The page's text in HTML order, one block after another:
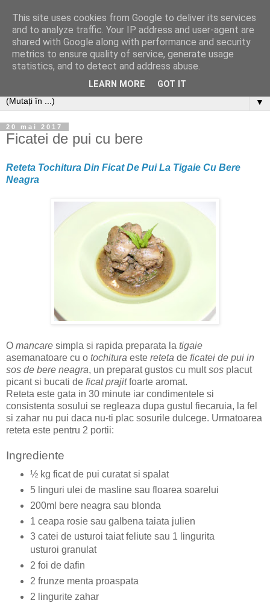
▼
20 mai 2017
Ficatei de pui cu bere
Reteta Tochitura Din Ficat De Pui La Tigaie Cu Bere
Neagra
O mancare simpla si rapida preparata la tigaie
asemanatoare cu o tochitura este reteta de ficatei de pui in
sos de bere neagra, un preparat gustos cu multsos placut
picant si bucati de ficat prajitfoarte aromat.
Reteta este gata in 30 minute iar condimentele si
consistenta sosului se regleaza dupa gustul fiecaruia, la fel
si zahar nu pui daca nu-ti plac sosurile dulcege. Urmatoarea
reteta este pentru 2 portii:
Ingrediente
½ kg ficat de pui curatat si spalat
5 linguri ulei de masline sau floarea soarelui
200ml bere neagra sau blonda
1 ceapa rosie sau galbena taiata julien
3 catei de usturoi taiat feliute sau 1 lingurita
usturoi granulat
2 foi de dafin
2 frunze menta proaspata
2 lingurite zahar
This site uses cookies from Google to deliver its services
and to analyze traffic. Your IP address and user-agent are
shared with Google along with performance and security
metrics to ensure quality of service, generate usage
statistics, and to detect and address abuse.
LEARN MORE GOT IT